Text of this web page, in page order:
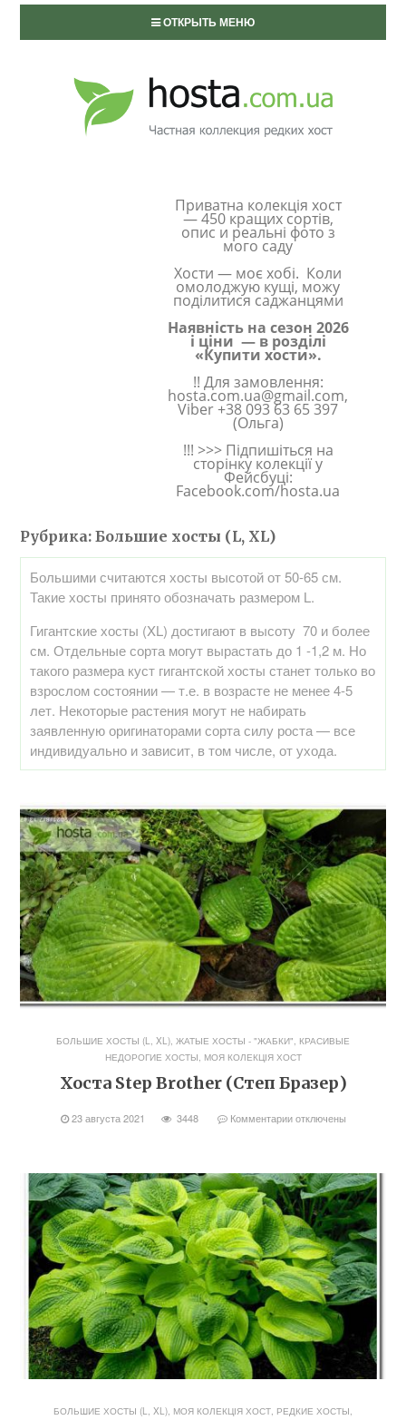
ОТКРЫТЬ МЕНЮ
Приватна колекція хост
— 450 кращих сортів,
опис и реальні фото з
мого саду
Хости — моє хобі. Коли
омолоджую кущі, можу
поділитися саджанцями
Наявність на сезон 2026
і ціни — в розділі
«Купити хости».
!! Для замовлення:
hosta.com.ua@gmail.com,
Viber +38 093 63 65 397
(Ольга)
!!! >>> Підпишіться на
сторінку колекції у
Фейсбуці:
Facebook.com/hosta.ua
Рубрика:Большие хосты (L, XL)
Большими считаются хосты высотой от 50-65 см.
Такие хосты принято обозначать размером L.
Гигантские хосты (XL) достигают в высоту 70 и более
см. Отдельные сорта могут вырастать до 1 -1,2 м. Но
такого размера куст гигантской хосты станет только во
взрослом состоянии — т.е. в возрасте не менее 4-5
лет. Некоторые растения могут не набирать
заявленную оригинаторами сорта силу роста — все
индивидуально и зависит, в том числе, от ухода.
БОЛЬШИЕ ХОСТЫ (L, XL) ЖАТЫЕ ХОСТЫ - "ЖАБКИ" КРАСИВЫЕ
НЕДОРОГИЕ ХОСТЫ МОЯ КОЛЕКЦІЯ ХОСТ
Хоста Step Brother (Степ Бразер)
23 августа 2021 3448 Комментарииотключены
БОЛЬШИЕ ХОСТЫ (L, XL), МОЯ КОЛЕКЦІЯ ХОСТ, РЕДКИЕ ХОСТЫ,